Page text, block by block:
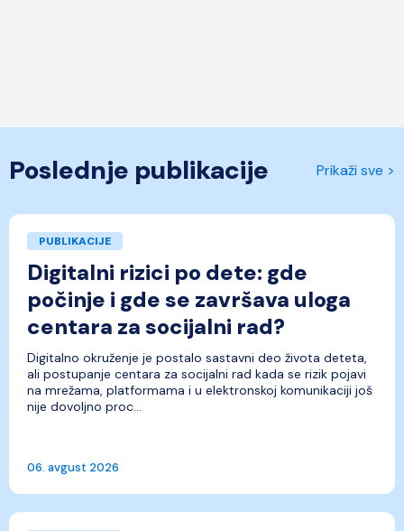
Poslednje publikacije Prikaži sve >
PUBLIKACIJE
Digitalni rizici po dete: gde
počinje i gde se završava uloga
centara za socijalni rad?
Digitalno okruženje je postalo sastavni deo života deteta,
ali postupanje centara za socijalni rad kada se rizik pojavi
na mrežama, platformama i u elektronskoj komunikaciji još
nije dovoljno proc...
06. avgust 2026